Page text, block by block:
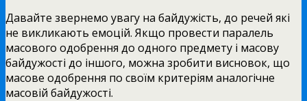
Давайте звернемо увагу на байдужість, до речей які
не викликають емоцій. Якщо провести паралель
масового одобрення до одного предмету і масову
байдужості до іншого, можна зробити висновок, що
масове одобрення по своїм критеріям аналогічне
масовій байдужості.